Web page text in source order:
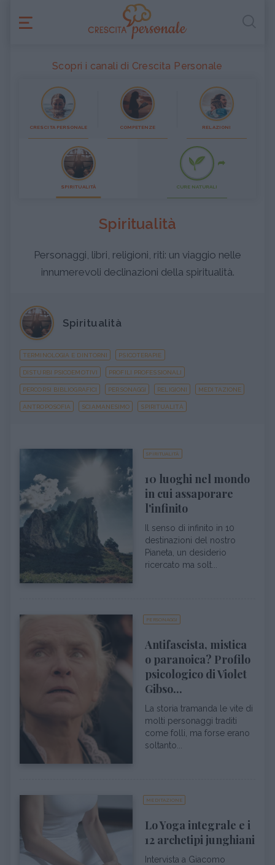
Scopri i canali di Crescita Personale
CRESCITA PERSONALE COMPETENZE RELAZIONI
SPIRITUALITÀ CURE NATURALI
Spiritualità
Personaggi, libri, religioni, riti: un viaggio nelle
innumerevoli declinazioni della spiritualità.
Spiritualità
TERMINOLOGIA E DINTORNI PSICOTERAPIE
DISTURBI PSICOEMOTIVI PROFILI PROFESSIONALI
PERCORSI BIBLIOGRAFICI PERSONAGGI RELIGIONI MEDITAZIONE
ANTROPOSOFIA SCIAMANESIMO SPIRITUALITÀ
SPIRITUALITÀ
10 luoghi nel mondo
in cui assaporare
l'infinito
Il senso di infinito in 10
destinazioni del nostro
Pianeta, un desiderio
ricercato ma solt...
PERSONAGGI
Antifascista, mistica
o paranoica? Profilo
psicologico di Violet
Gibso...
La storia tramanda le vite di
molti personaggi traditi
come folli, ma forse erano
soltanto...
MEDITAZIONE
Lo Yoga integrale e i
12 archetipi junghiani
Intervista a Giacomo